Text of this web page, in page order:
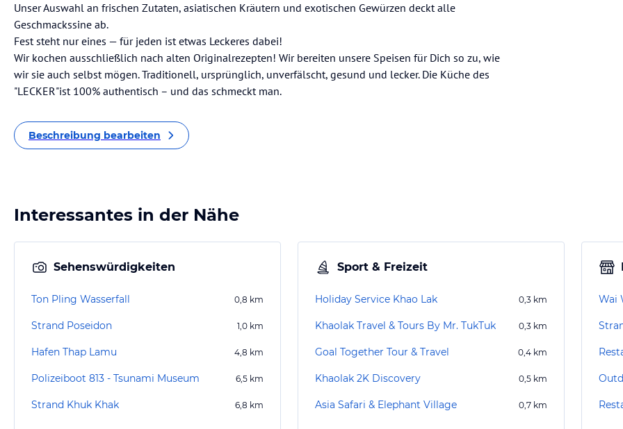
Unser Auswahl an frischen Zutaten, asiatischen Kräutern und exotischen Gewürzen deckt alle
Geschmackssine ab.
Fest steht nur eines — für jeden ist etwas Leckeres dabei!
Wir kochen ausschließlich nach alten Originalrezepten! Wir bereiten unsere Speisen für Dich so zu, wie
wir sie auch selbst mögen. Traditionell, ursprünglich, unverfälscht, gesund und lecker. Die Küche des
"LECKER"ist 100% authentisch – und das schmeckt man.
Beschreibung bearbeiten
Interessantes in der Nähe
Sehenswürdigkeiten
Ton Pling Wasserfall 0,8 km
Strand Poseidon 1,0 km
Hafen Thap Lamu 4,8 km
Polizeiboot 813 - Tsunami Museum 6,5 km
Strand Khuk Khak 6,8 km
Sport & Freizeit
Holiday Service Khao Lak 0,3 km
Khaolak Travel & Tours By Mr. TukTuk 0,3 km
Goal Together Tour & Travel 0,4 km
Khaolak 2K Discovery 0,5 km
Asia Safari & Elephant Village 0,7 km
Wai